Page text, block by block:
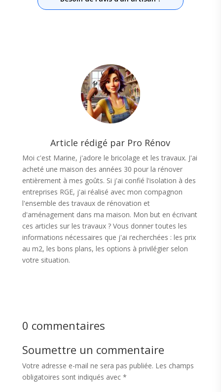
Article rédigé par Pro Rénov
Moi c'est Marine, j'adore le bricolage et les travaux. J'ai
acheté une maison des années 30 pour la rénover
entièrement à mes goûts. Si j'ai confié l'isolation à des
entreprises RGE, j'ai réalisé avec mon compagnon
l'ensemble des travaux de rénovation et
d'aménagement dans ma maison. Mon but en écrivant
ces articles sur les travaux ? Vous donner toutes les
informations nécessaires que j'ai recherchées : les prix
au m2, les bons plans, les options à privilégier selon
votre situation.
0 commentaires
Soumettre un commentaire
Votre adresse e-mail ne sera pas publiée. Les champs
obligatoires sont indiqués avec *